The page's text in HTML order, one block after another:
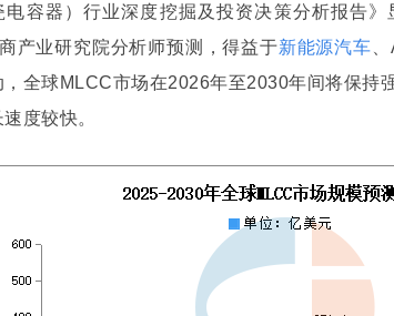
电容器）行业深度挖掘及投资决策分析报告
产业研究院分析师预测，得益于新能源汽车
全球MLCC市场在2026年至2030年间将保持
度较快。